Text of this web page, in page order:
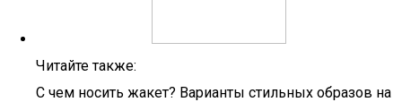
Читайте также:
С чем носить жакет? Варианты стильных образов на